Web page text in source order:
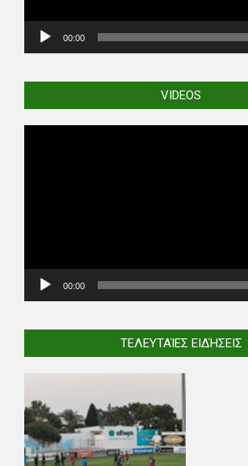
00:00
VIDEOS
00:00
ΤΕΛΕΥΤΑΊΕΣ ΕΙΔΉΣΕΙΣ